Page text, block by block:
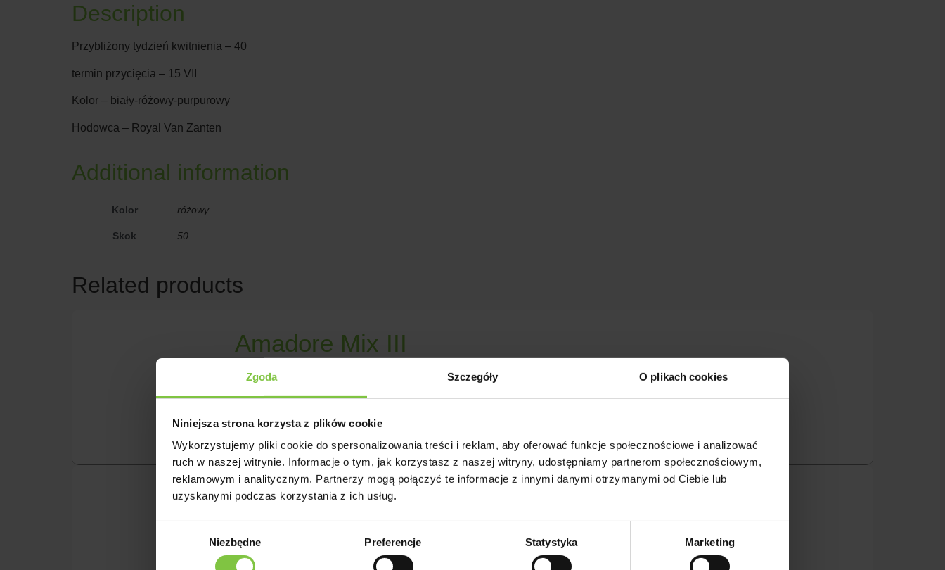
Zgoda Szczegóły O plikach cookies
Niniejsza strona korzysta z plików cookie
Wykorzystujemy pliki cookie do spersonalizowania treści i reklam, aby oferować funkcje społecznościowe i analizować
ruch w naszej witrynie. Informacje o tym, jak korzystasz z naszej witryny, udostępniamy partnerom społecznościowym,
reklamowym i analitycznym. Partnerzy mogą połączyć te informacje z innymi danymi otrzymanymi od Ciebie lub
uzyskanymi podczas korzystania z ich usług.
Niezbędne Preferencje Statystyka Marketing
Description
Przybliżony tydzień kwitnienia – 40
termin przycięcia – 15 VII
Kolor – biały-różowy-purpurowy
Hodowca – Royal Van Zanten
Additional information
Kolor różowy
Skok 50
Related products
Amadore Mix III
Przybliżony tydzień kwitnienia - 40termin przycięcia - 15 VIIKolor - biały-żółty-
purpurowyHodowca - Royal Van Zanten
Branfountain Mix
różowyHodowca - Brandkamp